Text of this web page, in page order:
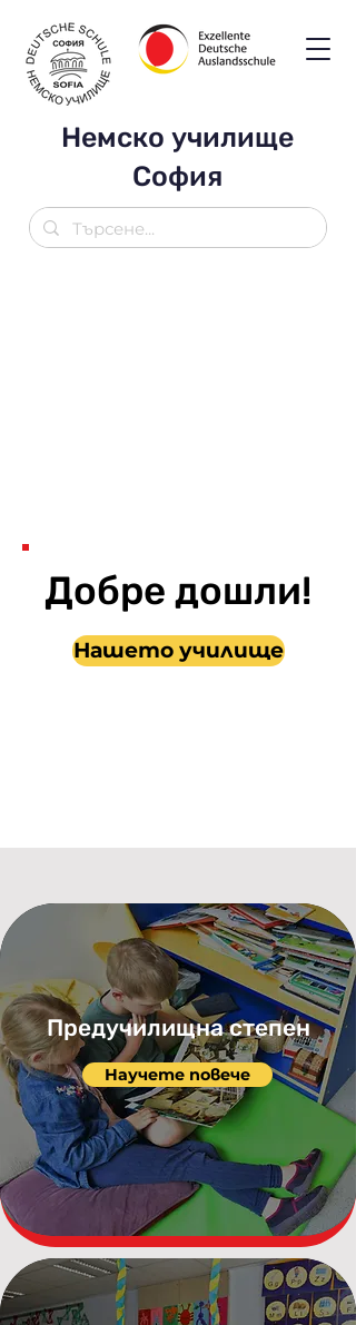
Немско училище
София
Добре дошли!
Нашето училище
Предучилищна степен
Научете повече